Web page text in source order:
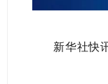
新华社快